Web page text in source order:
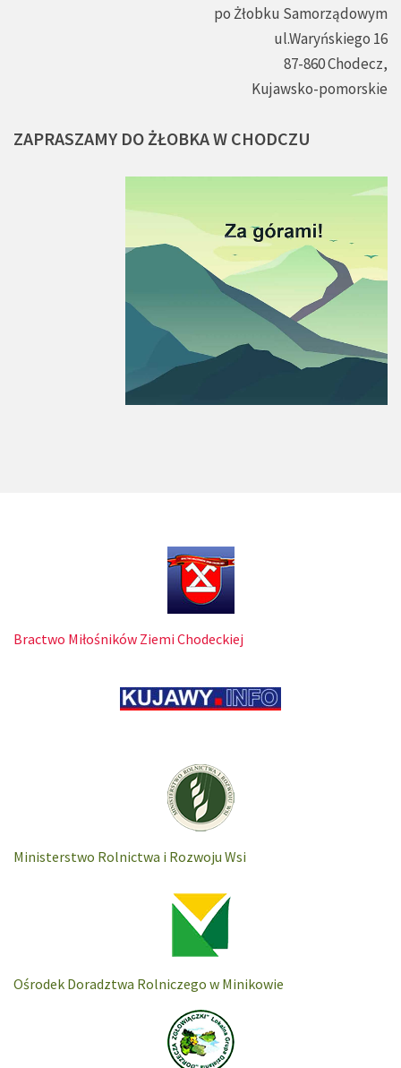
po Żłobku Samorządowym
ul.Waryńskiego 16
87-860 Chodecz,
Kujawsko-pomorskie
ZAPRASZAMY DOŻŁOBKAW CHODCZU
Bractwo Miłośników Ziemi Chodeckiej
Ministerstwo Rolnictwa i Rozwoju Wsi
Ośrodek Doradztwa Rolniczego w Minikowie